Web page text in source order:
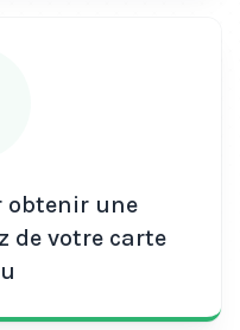
obtenir une
de votre carte